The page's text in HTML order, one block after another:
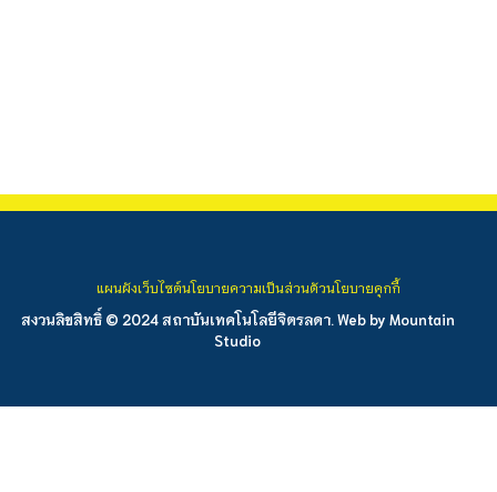
สงวนลิขสิทธิ์ © 2024 สถาบันเทคโนโลยีจิตรลดา. Web by Mountain
Studio
แผนผังเว็บไซต์นโยบายความเป็นส่วนตัวนโยบายคุกกี้